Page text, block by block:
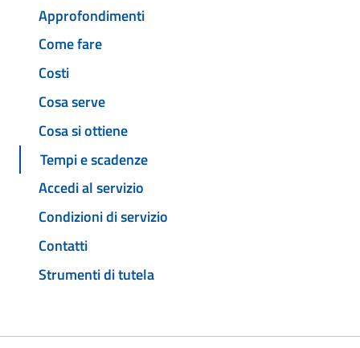
Approfondimenti
Come fare
Costi
Cosa serve
Cosa si ottiene
Tempi e scadenze
Accedi al servizio
Condizioni di servizio
Contatti
Strumenti di tutela